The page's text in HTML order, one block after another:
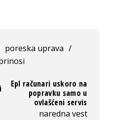
poreska uprava /
Epl računari uskoro na
popravku samo u
ovlašćeni servis
naredna vest